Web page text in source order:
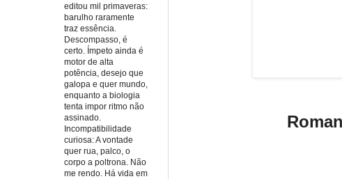
editou mil primaveras:
barulho raramente
traz essência.
Descompasso, é
certo. Ímpeto ainda é
motor de alta
potência, desejo que
galopa e quer mundo,
enquanto a biologia
tenta impor ritmo não
assinado.
Incompatibilidade
curiosa: A vontade
quer rua, palco, o
corpo a poltrona. Não
me rendo. Há vida em